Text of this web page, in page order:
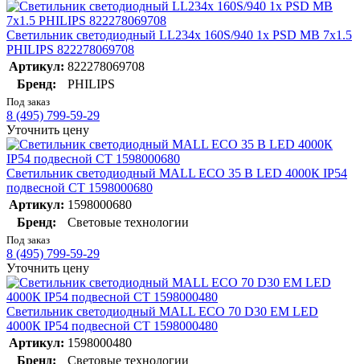
Светильник светодиодный LL234х 160S/940 1х PSD MB 7х1.5
PHILIPS 822278069708
Артикул: 822278069708
Бренд:
PHILIPS
Под заказ
8 (495) 799-59-29
Уточнить цену
Светильник светодиодный MALL ECO 35 B LED 4000К IP54
подвесной СТ 1598000680
Артикул: 1598000680
Бренд:
Световые технологии
Под заказ
8 (495) 799-59-29
Уточнить цену
Светильник светодиодный MALL ECO 70 D30 EM LED
4000К IP54 подвесной СТ 1598000480
Артикул: 1598000480
Бренд:
Световые технологии